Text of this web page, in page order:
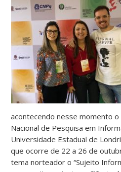
acontecendo nesse momento o
Nacional de Pesquisa em
Universidade Estadual de
que ocorre de 22 a 26 de
tema norteador o “Sujeito